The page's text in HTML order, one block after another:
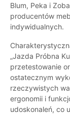
Blum, Peka i
producentów
indywidualnych.
„Jazda Próbna
przetestowanie
ostatecznym
rzeczywistych
ergonomii i
udoskonaleń, co